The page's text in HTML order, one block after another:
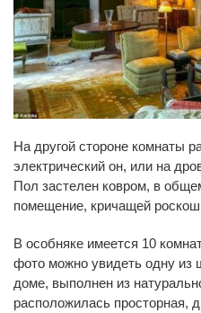
На другой стороне комнаты
электрический он, или на
Пол застелен ковром, в
помещение, кричащей
В особняке имеется 10
фото можно увидеть одну из
доме, выполнен из
расположилась просторная,